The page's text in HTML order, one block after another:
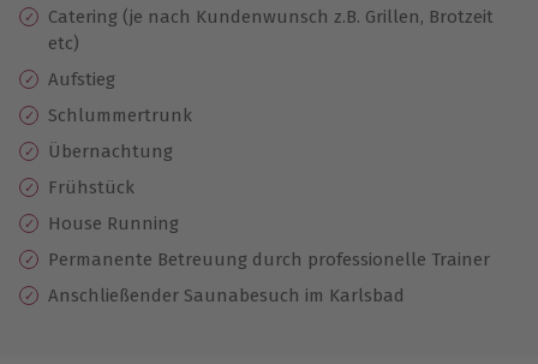
Catering (je nach Kundenwunsch z.B. Grillen, Brotzeit
etc)
Aufstieg
Schlummertrunk
Übernachtung
Frühstück
House Running
Permanente Betreuung durch professionelle Trainer
Anschließender Saunabesuch im Karlsbad